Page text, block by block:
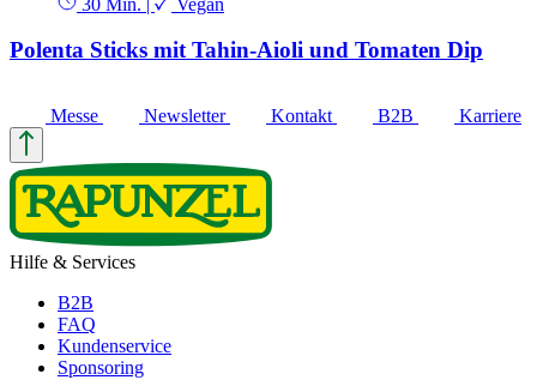
Polenta Sticks mit Tahin-Aioli und Tomaten Dip
Messe Newsletter Kontakt B2B Karriere
Hilfe & Services
B2B
FAQ
Kundenservice
Sponsoring